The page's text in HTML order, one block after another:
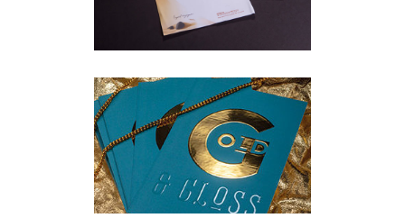
Oficina Papereria
TARGETES
Oficina ·Papereria